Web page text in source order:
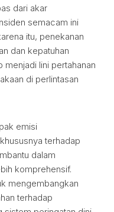
dari akar
semacam ini
itu, penekanan
dan kepatuhan
menjadi lini pertahanan
di perlintasan
emisi
terhadap
dalam
komprehensif.
mengembangkan
terhadap